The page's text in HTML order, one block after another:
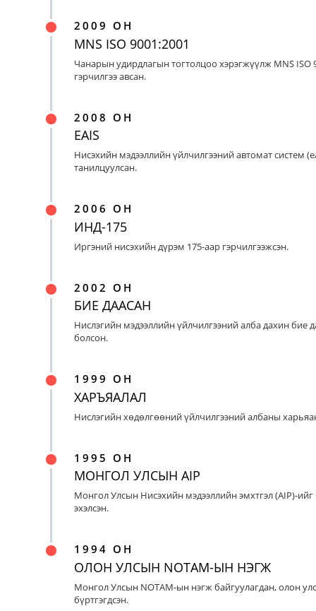
2009 ОН
MNS ISO 9001:2001
Чанарын удирдлагын тогтолцоо хэрэгжүүлж MNS ISO
гэрчилгээ авсан.
2008 ОН
EAIS
Нисэхийн мэдээллийн үйлчилгээний автомат систем
танилцуулсан.
2006 ОН
ИНД-175
Иргэний нисэхийн дүрэм 175-аар гэрчилгээжсэн.
2002 ОН
БИЕ ДААСАН
Нислэгийн мэдээллийн үйлчилгээний алба дахин бие
болсон.
1999 ОН
ХАРЪЯАЛАЛ
Нислэгийн хөдөлгөөний үйлчилгээний албаны
1995 ОН
МОНГОЛ УЛСЫН AIP
Монгол Улсын Нисэхийн мэдээллийн эмхтгэл (AIP)-
эхэлсэн.
1994 ОН
ОЛОН УЛСЫН NOTAM-ЫН НЭГЖ
Монгол Улсын NOTAM-ын нэгж байгуулагдан, олон
бүртгэгдсэн.